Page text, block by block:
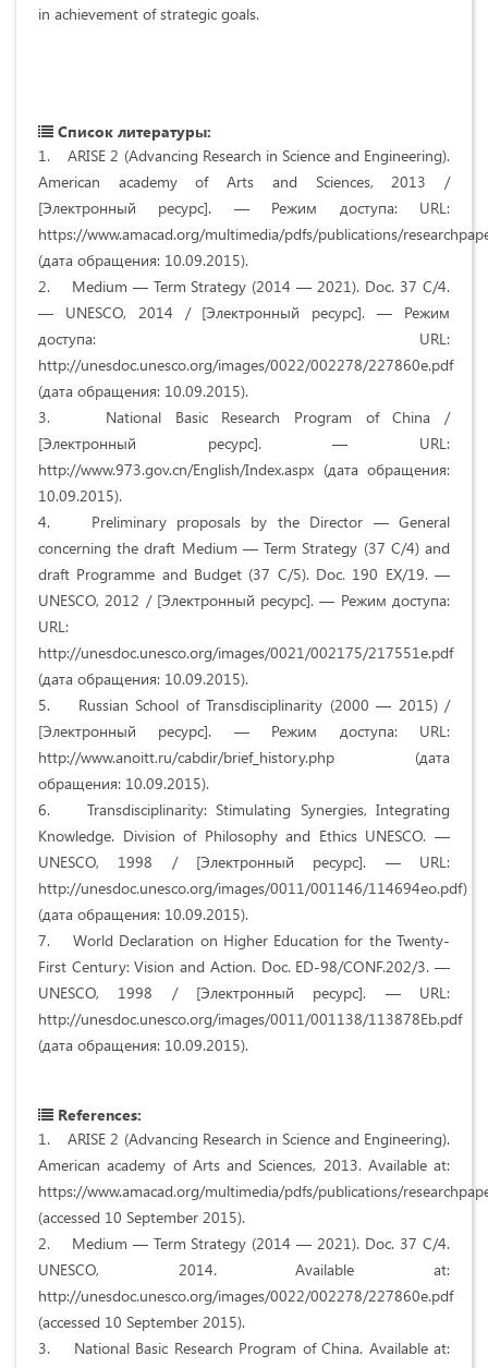
in achievement of strategic goals.
Список литературы:
1. ARISE 2 (Advancing Research in Science and Engineering).
American academy of Arts and Sciences, 2013 /
[Электронный ресурс]. — Режим доступа: URL:
https://www.amacad.org/multimedia/pdfs/publications/
(дата обращения: 10.09.2015).
2. Medium — Term Strategy (2014 — 2021). Doc. 37 C/4.
— UNESCO, 2014 / [Электронный ресурс]. — Режим
доступа: URL:
http://unesdoc.unesco.org/images/0022/002278/227860e.pdf
(дата обращения: 10.09.2015).
3. National Basic Research Program of China /
[Электронный ресурс]. — URL:
http://www.973.gov.cn/English/Index.aspx (дата обращения:
10.09.2015).
4. Preliminary proposals by the Director — General
concerning the draft Medium — Term Strategy (37 C/4) and
draft Programme and Budget (37 C/5). Doc. 190 ЕХ/19. —
UNESCO, 2012 / [Электронный ресурс]. — Режим доступа:
URL:
http://unesdoc.unesco.org/images/0021/002175/217551e.pdf
(дата обращения: 10.09.2015).
5. Russian School of Transdisciplinarity (2000 — 2015) /
[Электронный ресурс]. — Режим доступа: URL:
http://www.anoitt.ru/cabdir/brief_history.php (дата
обращения: 10.09.2015).
6. Transdisciplinarity: Stimulating Synergies, Integrating
Knowledge. Division of Philosophy and Ethics UNESCO. —
UNESCO, 1998 / [Электронный ресурс]. — URL:
http://unesdoc.unesco.org/images/0011/001146/114694eo.pdf)
(дата обращения: 10.09.2015).
7. World Declaration on Higher Education for the Twenty-
First Century: Vision and Action. Doc. ED-98/CONF.202/3. —
UNESCO, 1998 / [Электронный ресурс]. — URL:
http://unesdoc.unesco.org/images/0011/001138/113878Eb.pdf
(дата обращения: 10.09.2015).
References:
1. ARISE 2 (Advancing Research in Science and Engineering).
American academy of Arts and Sciences, 2013. Available at:
https://www.amacad.org/multimedia/pdfs/publications/
(accessed 10 September 2015).
2. Medium — Term Strategy (2014 — 2021). Doc. 37 C/4.
UNESCO, 2014. Available at:
http://unesdoc.unesco.org/images/0022/002278/227860e.pdf
(accessed 10 September 2015).
3. National Basic Research Program of China. Available at: